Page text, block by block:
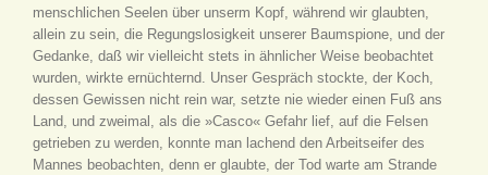
menschlichen Seelen über unserm Kopf, während wir glaubten,
allein zu sein, die Regungslosigkeit unserer Baumspione, und der
Gedanke, daß wir vielleicht stets in ähnlicher Weise beobachtet
wurden, wirkte ernüchternd. Unser Gespräch stockte, der Koch,
dessen Gewissen nicht rein war, setzte nie wieder einen Fuß ans
Land, und zweimal, als die »Casco« Gefahr lief, auf die Felsen
getrieben zu werden, konnte man lachend den Arbeitseifer des
Mannes beobachten, denn er glaubte, der Tod warte am Strande